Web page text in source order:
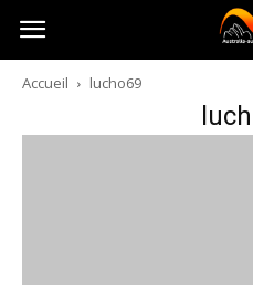
Australia-
australie.com
Accueil lucho69